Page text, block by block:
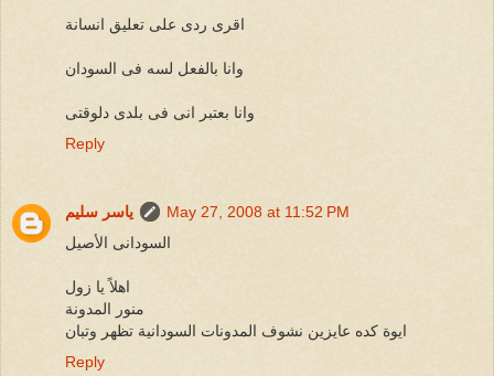
اقرى ردى على تعليق انسانة
وانا بالفعل لسه فى السودان
وانا بعتبر انى فى بلدى دلوقتى
Reply
ياسر سليم
May 27, 2008 at 11:52 PM
السودانى الأصيل
اهلاً يا زول
منور المدونة
ايوة كده عايزين نشوف المدونات السودانية تظهر وتبان
Reply